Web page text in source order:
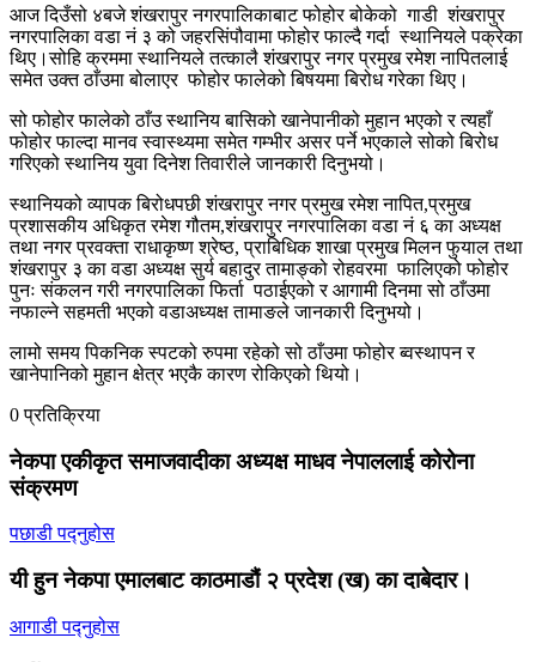
आज दिउँसो ४बजे शंखरापुर नगरपालिकाबाट फोहोर बोकेको गाडी शंखरापुर
नगरपालिका वडा नं ३ को जहरसिंपौवामा फोहोर फाल्दै गर्दा स्थानियले पक्रेका
थिए।सोहि क्रममा स्थानियले तत्कालै शंखरापुर नगर प्रमुख रमेश नापितलाई
समेत उक्त ठाँउमा बोलाएर फोहोर फालेको बिषयमा बिरोध गरेका थिए।
सो फोहोर फालेको ठाँउ स्थानिय बासिको खानेपानीको मुहान भएको र त्यहाँ
फोहोर फाल्दा मानव स्वास्थ्यमा समेत गम्भीर असर पर्ने भएकाले सोको बिरोध
गरिएको स्थानिय युवा दिनेश तिवारीले जानकारी दिनुभयो।
स्थानियको व्यापक बिरोधपछी शंखरापुर नगर प्रमुख रमेश नापित,प्रमुख
प्रशासकीय अधिकृत रमेश गौतम,शंखरापुर नगरपालिका वडा नं ६ का अध्यक्ष
तथा नगर प्रवक्ता राधाकृष्ण श्रेष्ठ, प्राबिधिक शाखा प्रमुख मिलन फुयाल तथा
शंखरापुर ३ का वडा अध्यक्ष सुर्य बहादुर तामाङ्को रोहवरमा फालिएको फोहोर
पुनः संकलन गरी नगरपालिका फिर्ता पठाईएको र आगामी दिनमा सो ठाँउमा
नफाल्ने सहमती भएको वडाअध्यक्ष तामाङले जानकारी दिनुभयो।
लामो समय पिकनिक स्पटको रुपमा रहेको सो ठाँउमा फोहोर ब्वस्थापन र
खानेपानिको मुहान क्षेत्र भएकै कारण रोकिएको थियो।
0 प्रतिक्रिया
नेकपा एकीकृत समाजवादीका अध्यक्ष माधव नेपाललाई कोरोना
संक्रमण
पछाडी पद्नुहोस
यी हुन नेकपा एमालबाट काठमाडौं २ प्रदेश (ख) का दाबेदार।
आगाडी पद्नुहोस